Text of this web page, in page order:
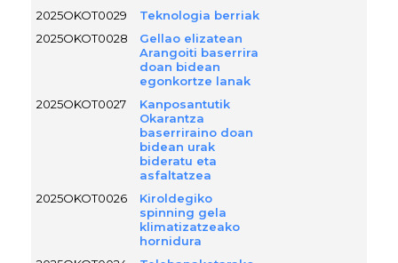
2025OKOT0029
Teknologia berriak
2025OKOT0028
Gellao elizatean
Arangoiti baserrira
doan bidean
egonkortze lanak
2025OKOT0027
Kanposantutik
Okarantza
baserriraino doan
bidean urak
bideratu eta
asfaltatzea
2025OKOT0026
Kiroldegiko
spinning gela
klimatizatzeako
hornidura